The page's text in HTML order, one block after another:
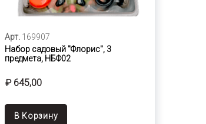
Арт. 169907
Набор садовый "Флорис", 3
предмета, НБФ02
₽ 645,00
В Корзину